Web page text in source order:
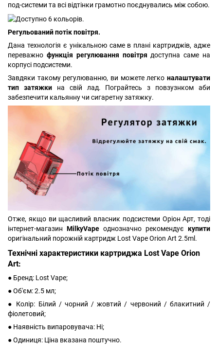
под-системи та всі відтінки грамотно поєднувались між собою.
Регульований потік повітря.
Дана технологія є унікальною саме в плані картриджів, адже
переважно функція регулювання повітря доступна саме на
корпусі подсистеми.
Завдяки такому регулюванню, ви можете легко налаштувати
тип затяжкина свій лад. Пограйтесь з повзузнком аби
забезпечити кальянну чи сигаретну затяжку.
Отже, якщо ви щасливий власник подсистеми Оріон Арт, тоді
інтернет-магазин MilkyVape однозначно рекомендує купити
оригінальний порожній картридж Lost Vape Orion Art 2.5ml.
Технічні характеристики картриджа Lost Vape Orion
Art:
● Бренд: Lost Vape;
● Об'єм: 2.5 мл;
● Колір: Білий / чорний / жовтий / червоний / блакитний /
фіолетовий;
● Наявність випаровувача: Ні;
● Одиниця: Ціна вказана поштучно.